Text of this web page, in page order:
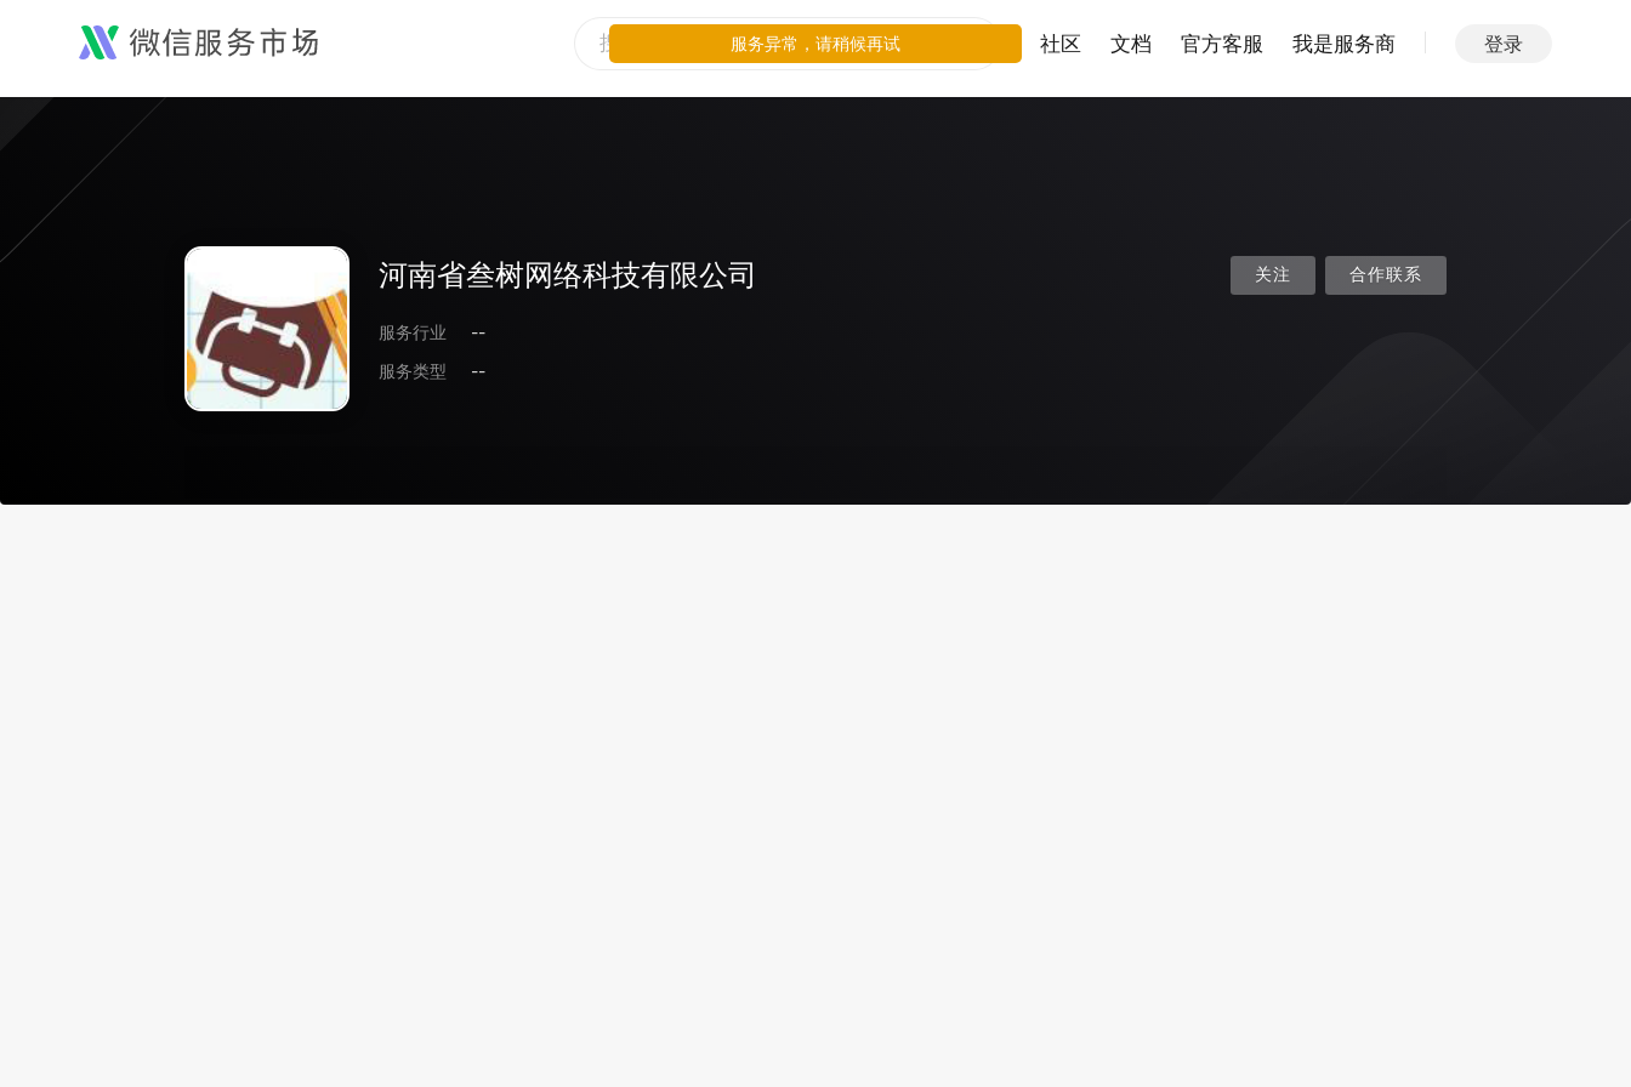
社区 文档 官方客服 我是服务商 登录
河南省叁树网络科技有限公司
服务行业
--
服务类型
--
关注 合作联系
服务异常，请稍候再试